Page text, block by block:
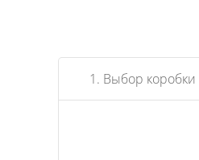
1. Выбор коробки